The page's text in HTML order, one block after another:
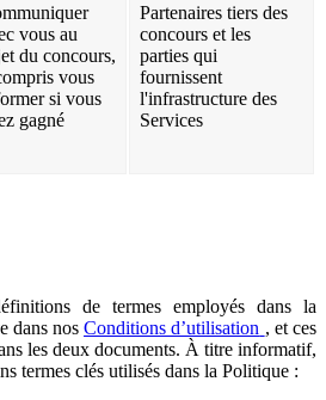
vous au
du concours,
vous
si vous
gagné
Partenaires tiers des
concours et les
parties qui
fournissent
l'infrastructure des
Services
de termes employés dans la
dans nos Conditions d’utilisation , et ces
les deux documents. À titre informatif,
termes clés utilisés dans la Politique :